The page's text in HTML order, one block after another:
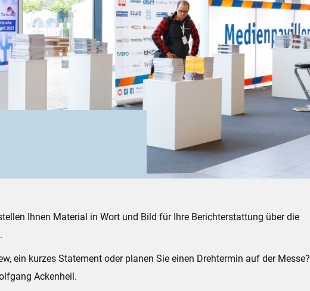
Ihnen Material in Wort und Bild für Ihre Berichterstattung über die
ein kurzes Statement oder planen Sie einen Drehtermin auf der Messe?
Ackenheil.